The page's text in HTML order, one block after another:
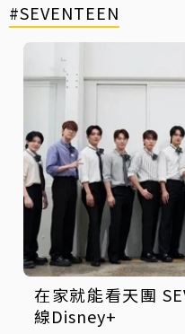
#SEVENTEEN
在家就能看天團
線Disney+